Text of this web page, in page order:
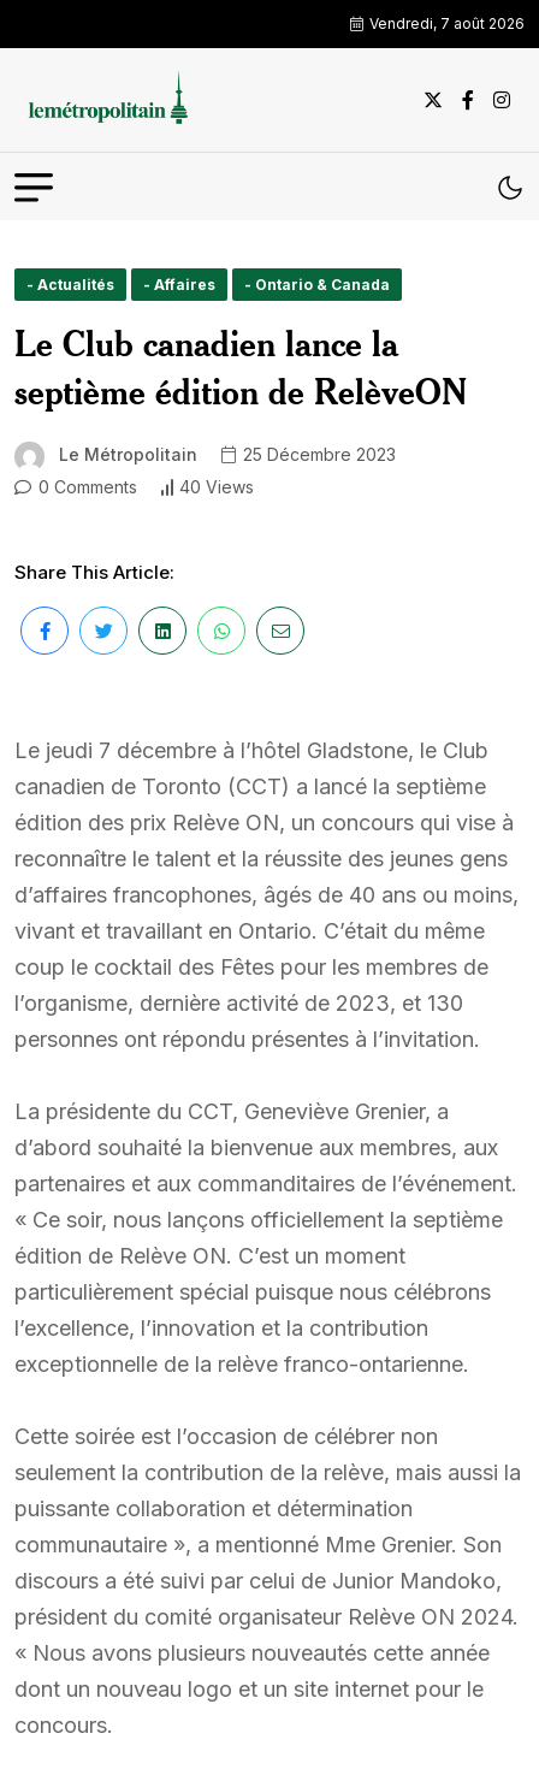
Vendredi, 7 août 2026
- Actualités - Affaires - Ontario & Canada
Le Club canadien lance la
septième édition de RelèveON
Le Métropolitain
25 Décembre 2023
0 Comments
40 Views
Share This Article:
Le jeudi 7 décembre à l’hôtel Gladstone, le Club
canadien de Toronto (CCT) a lancé la septième
édition des prix Relève ON, un concours qui vise à
reconnaître le talent et la réussite des jeunes gens
d’affaires francophones, âgés de 40 ans ou moins,
vivant et travaillant en Ontario. C’était du même
coup le cocktail des Fêtes pour les membres de
l’organisme, dernière activité de 2023, et 130
personnes ont répondu présentes à l’invitation.
La présidente du CCT, Geneviève Grenier, a
d’abord souhaité la bienvenue aux membres, aux
partenaires et aux commanditaires de l’événement.
« Ce soir, nous lançons officiellement la septième
édition de Relève ON. C’est un moment
particulièrement spécial puisque nous célébrons
l’excellence, l’innovation et la contribution
exceptionnelle de la relève franco-ontarienne.
Cette soirée est l’occasion de célébrer non
seulement la contribution de la relève, mais aussi la
puissante collaboration et détermination
communautaire », a mentionné Mme Grenier. Son
discours a été suivi par celui de Junior Mandoko,
président du comité organisateur Relève ON 2024.
« Nous avons plusieurs nouveautés cette année
dont un nouveau logo et un site internet pour le
concours.